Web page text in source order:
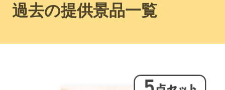
過去の提供景品一覧